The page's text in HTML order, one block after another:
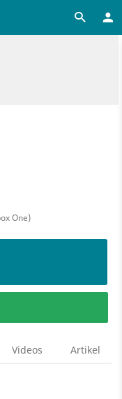
One)
Videos Artikel